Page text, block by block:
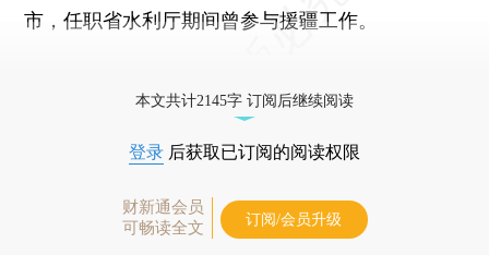
市，任职省水利厅期间曾参与援疆工作。
本文共计2145字 订阅后继续阅读
登录 后获取已订阅的阅读权限
财新通会员
可畅读全文
订阅/会员升级